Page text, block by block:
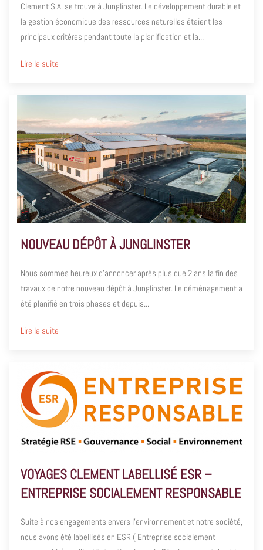
Clement S.A. se trouve à Junglinster. Le développement durable et
la gestion économique des ressources naturelles étaient les
principaux critères pendant toute la planification et la...
Lire la suite
NOUVEAU DÉPÔT À JUNGLINSTER
Nous sommes heureux d’annoncer après plus que 2 ans la fin des
travaux de notre nouveau dépôt à Junglinster. Le déménagement a
été planifié en trois phases et depuis...
Lire la suite
VOYAGES CLEMENT LABELLISÉ ESR –
ENTREPRISE SOCIALEMENT RESPONSABLE
Suite à nos engagements envers l’environnement et notre société,
nous avons été labellisés en ESR ( Entreprise socialement